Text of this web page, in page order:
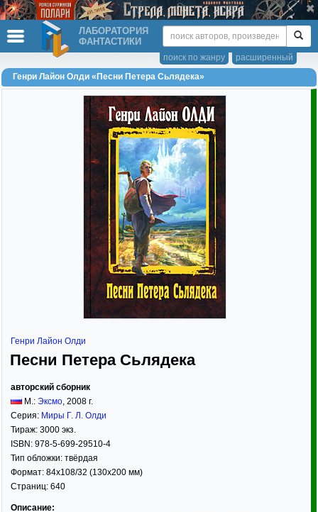
ЛАБОРАТОРИЯ
ФАНТАСТИКИ
расширенный
поиск по жанру
Генри Лайон Олди «Песни Петера Сьлядека»
Генри Лайон Олди
Песни Петера Сьлядека
авторский сборник
М.: Эксмо, 2008 г.
Серия: Миры Г. Л. Олди
Тираж: 3000 экз.
ISBN: 978-5-699-29510-4
Тип обложки: твёрдая
Формат: 84x108/32 (130x200 мм)
Страниц: 640
Описание: